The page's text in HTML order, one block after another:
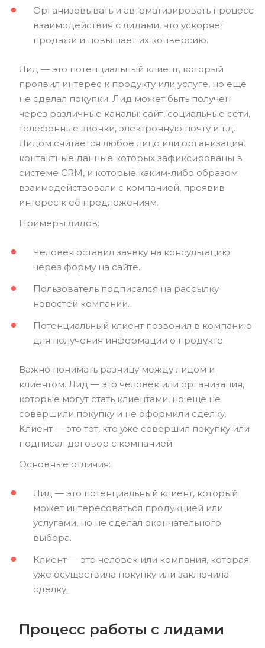
Организовывать и автоматизировать процесс
взаимодействия с лидами, что ускоряет
продажи и повышает их конверсию.
Лид — это потенциальный клиент, который
проявил интерес к продукту или услуге, но ещё
не сделал покупки. Лид может быть получен
через различные каналы: сайт, социальные сети,
телефонные звонки, электронную почту и т.д.
Лидом считается любое лицо или организация,
контактные данные которых зафиксированы в
системе CRM, и которые каким-либо образом
взаимодействовали с компанией, проявив
интерес к её предложениям.
Примеры лидов:
Человек оставил заявку на консультацию
через форму на сайте.
Пользователь подписался на рассылку
новостей компании.
Потенциальный клиент позвонил в компанию
для получения информации о продукте.
Важно понимать разницу между лидом и
клиентом. Лид — это человек или организация,
которые могут стать клиентами, но ещё не
совершили покупку и не оформили сделку.
Клиент — это тот, кто уже совершил покупку или
подписал договор с компанией.
Основные отличия:
Лид — это потенциальный клиент, который
может интересоваться продукцией или
услугами, но не сделал окончательного
выбора.
Клиент — это человек или компания, которая
уже осуществила покупку или заключила
сделку.
Процесс работы с лидами